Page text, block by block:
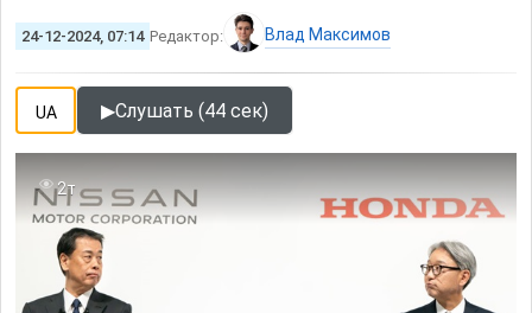
24-12-2024, 07:14 Редактор: Влад Максимов
UA ▶Слушать (44 сек)
2т